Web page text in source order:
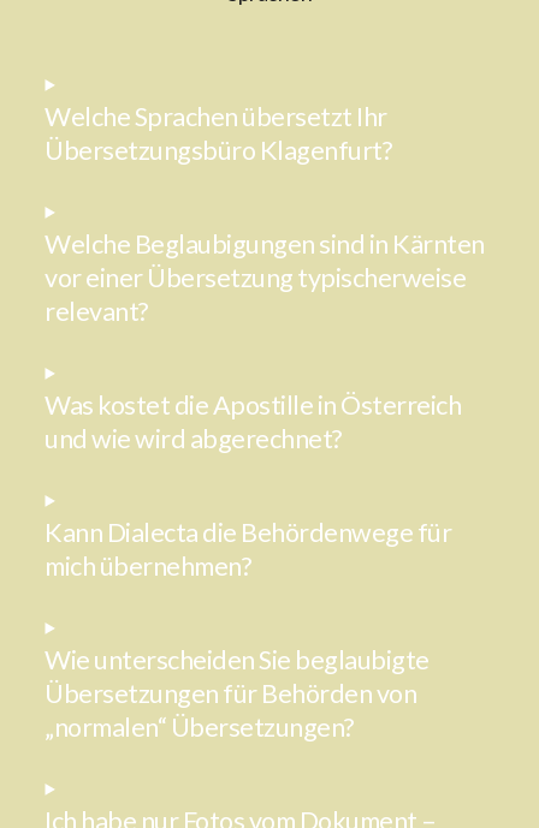
Welche Sprachen übersetzt Ihr
Übersetzungsbüro Klagenfurt?
Welche Beglaubigungen sind in Kärnten
vor einer Übersetzung typischerweise
relevant?
Was kostet die Apostille in Österreich
und wie wird abgerechnet?
Kann Dialecta die Behördenwege für
mich übernehmen?
Wie unterscheiden Sie beglaubigte
Übersetzungen für Behörden von
„normalen“ Übersetzungen?
Ich habe nur Fotos vom Dokument –